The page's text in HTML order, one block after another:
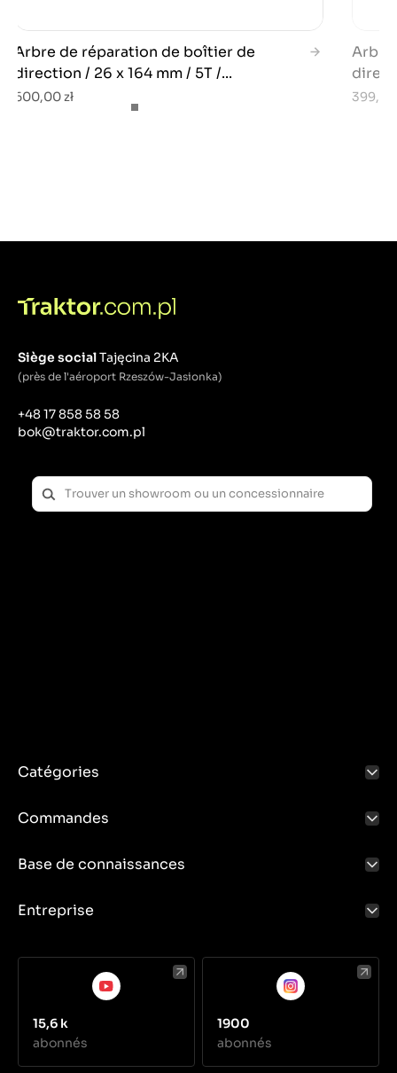
Arbre de réparation de boîtier de
direction / 26 x 164 mm / 5T /...
600,00 zł
Arbre
399,00
Siège socialTajęcina 2KA
(près de l'aéroport Rzeszów-Jasionka)
+48 17 858 58 58
bok@traktor.com.pl
Catégories
Commandes
Base de connaissances
Entreprise
15,6 k
abonnés
1900
abonnés